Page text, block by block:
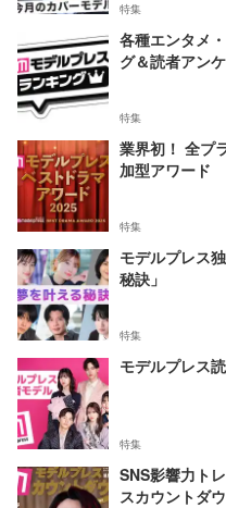
特集
各種エンタメ
グ＆読者アン
特集
業界初！ 全プ
加型アワード
特集
モデルプレス
秘訣」
特集
モデルプレス
特集
SNS影響力ト
スカウントダウ